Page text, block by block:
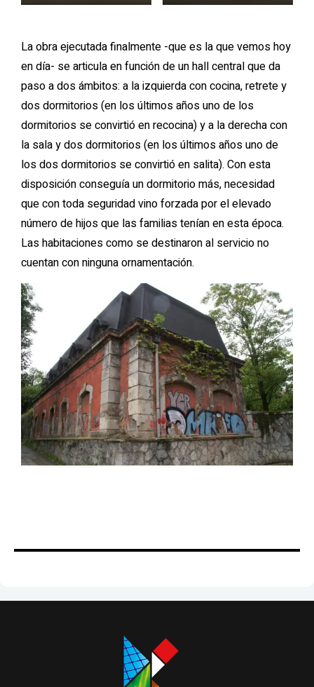
La obra ejecutada finalmente -que es la que vemos hoy
en día- se articula en función de un hall central que da
paso a dos ámbitos: a la izquierda con cocina, retrete y
dos dormitorios (en los últimos años uno de los
dormitorios se convirtió en recocina) y a la derecha con
la sala y dos dormitorios (en los últimos años uno de
los dos dormitorios se convirtió en salita). Con esta
disposición conseguía un dormitorio más, necesidad
que con toda seguridad vino forzada por el elevado
número de hijos que las familias tenían en esta época.
Las habitaciones como se destinaron al servicio no
cuentan con ninguna ornamentación.